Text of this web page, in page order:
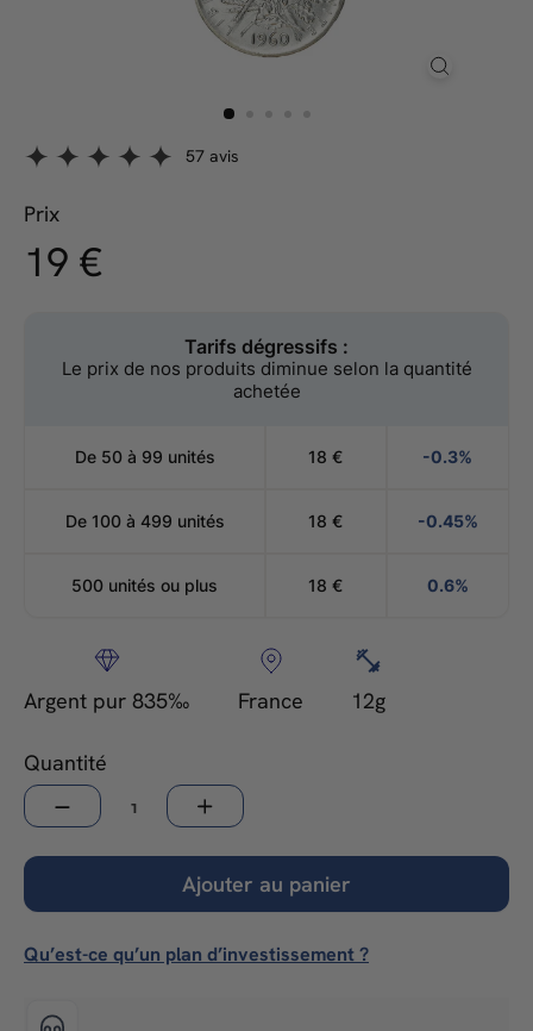
57 avis
Prix
Prix
régulier
19 €
Tarifs dégressifs :
Le prix de nos produits diminue selon la quantité
achetée
De 50 à 99 unités 18 € -0.3%
De 100 à 499 unités 18 € -0.45%
500 unités ou plus 18 € 0.6%
Argent pur 835‰ France 12g
Quantité
− +
Ajouter au panier
Qu’est-ce qu’un plan d’investissement ?